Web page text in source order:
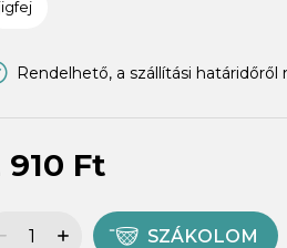
jigfej
Rendelhető, a szállítási
910 Ft
SZÁKOLOM